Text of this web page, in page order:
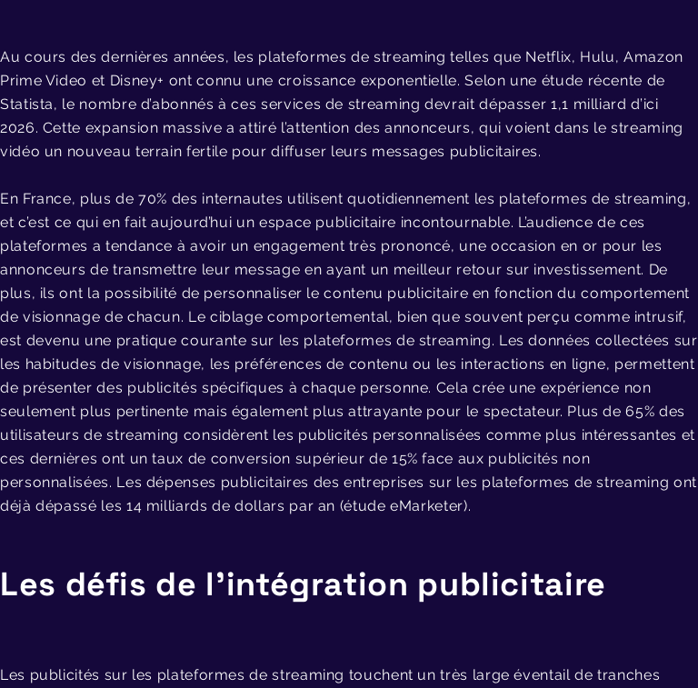
Au cours des dernières années, les plateformes de streaming telles que Netflix, Hulu, Amazon
Prime Video et Disney+ ont connu une croissance exponentielle. Selon une étude récente de
Statista, le nombre d’abonnés à ces services de streaming devrait dépasser 1,1 milliard d’ici
2026. Cette expansion massive a attiré l’attention des annonceurs, qui voient dans le streaming
vidéo un nouveau terrain fertile pour diffuser leurs messages publicitaires.
En France, plus de 70% des internautes utilisent quotidiennement les plateformes de streaming,
et c’est ce qui en fait aujourd’hui un espace publicitaire incontournable. L’audience de ces
plateformes a tendance à avoir un engagement très prononcé, une occasion en or pour les
annonceurs de transmettre leur message en ayant un meilleur retour sur investissement. De
plus, ils ont la possibilité de personnaliser le contenu publicitaire en fonction du comportement
de visionnage de chacun. Le ciblage comportemental, bien que souvent perçu comme intrusif,
est devenu une pratique courante sur les plateformes de streaming. Les données collectées sur
les habitudes de visionnage, les préférences de contenu ou les interactions en ligne, permettent
de présenter des publicités spécifiques à chaque personne. Cela crée une expérience non
seulement plus pertinente mais également plus attrayante pour le spectateur. Plus de 65% des
utilisateurs de streaming considèrent les publicités personnalisées comme plus intéressantes et
ces dernières ont un taux de conversion supérieur de 15% face aux publicités non
personnalisées. Les dépenses publicitaires des entreprises sur les plateformes de streaming ont
déjà dépassé les 14 milliards de dollars par an (étude eMarketer).
Les défis de l’intégration publicitaire
Les publicités sur les plateformes de streaming touchent un très large éventail de tranches